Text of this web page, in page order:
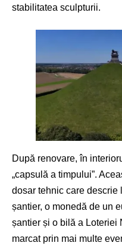
stabilitatea sculpturii.
După renovare, în
„capsulă a timpului”.
dosar tehnic care descrie
șantier, o monedă de un
șantier și o bilă a Loteriei
marcat prin mai multe